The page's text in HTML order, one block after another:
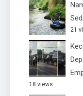
21
18 views